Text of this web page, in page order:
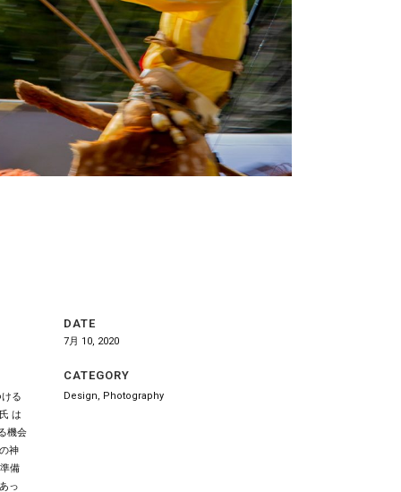
る
は
機会
神
備
っ
DATE
7月 10, 2020
CATEGORY
Design, Photography